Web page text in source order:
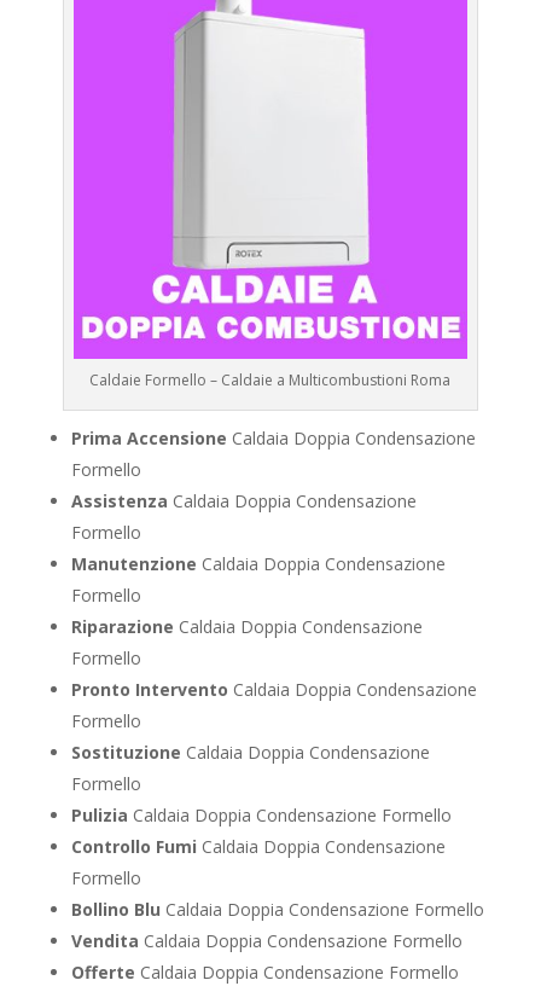
Caldaie Formello – Caldaie a Multicombustioni Roma
Prima Accensione Caldaia Doppia Condensazione
Formello
Assistenza Caldaia Doppia Condensazione
Formello
Manutenzione Caldaia Doppia Condensazione
Formello
Riparazione Caldaia Doppia Condensazione
Formello
Pronto Intervento Caldaia Doppia Condensazione
Formello
Sostituzione Caldaia Doppia Condensazione
Formello
Pulizia Caldaia Doppia Condensazione Formello
Controllo Fumi Caldaia Doppia Condensazione
Formello
Bollino Blu Caldaia Doppia Condensazione Formello
Vendita Caldaia Doppia Condensazione Formello
Offerte Caldaia Doppia Condensazione Formello